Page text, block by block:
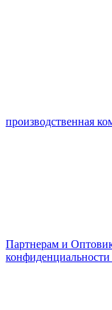
производственная
Партнерам и
конфиденциальности